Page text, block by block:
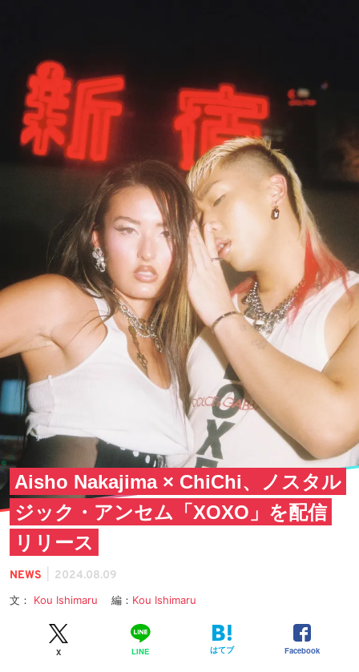
Aisho Nakajima × ChiChi、ノスタル
ジック・アンセム「XOXO」を配信
リリース
NEWS 2024.08.09
文： Kou Ishimaru 編： Kou Ishimaru
X LINE はてブ Facebook